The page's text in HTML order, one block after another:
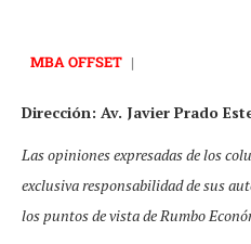
MBA OFFSET |
Dirección: Av. Javier Prado
Las opiniones expresadas de los
exclusiva responsabilidad de sus
los puntos de vista de Rumbo